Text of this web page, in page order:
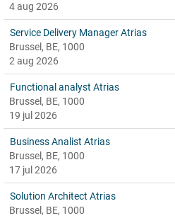
4 aug 2026
Service Delivery Manager Atrias
Brussel, BE, 1000
2 aug 2026
Functional analyst Atrias
Brussel, BE, 1000
19 jul 2026
Business Analist Atrias
Brussel, BE, 1000
17 jul 2026
Solution Architect Atrias
Brussel, BE, 1000